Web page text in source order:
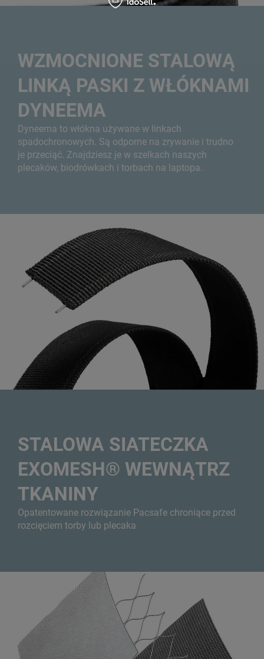
WZMOCNIONE STALOWĄ
LINKĄ PASKI Z WŁÓKNAMI
DYNEEMA
Dyneema to włókna używane w linkach
spadochronowych. Są odporne na zrywanie i trudno
je przeciąć. Znajdziesz je w szelkach naszych
plecaków, biodrówkach i torbach na laptopa.
STALOWA SIATECZKA
EXOMESH® WEWNĄTRZ
TKANINY
Opatentowane rozwiązanie Pacsafe chroniące przed
rozcięciem torby lub plecaka